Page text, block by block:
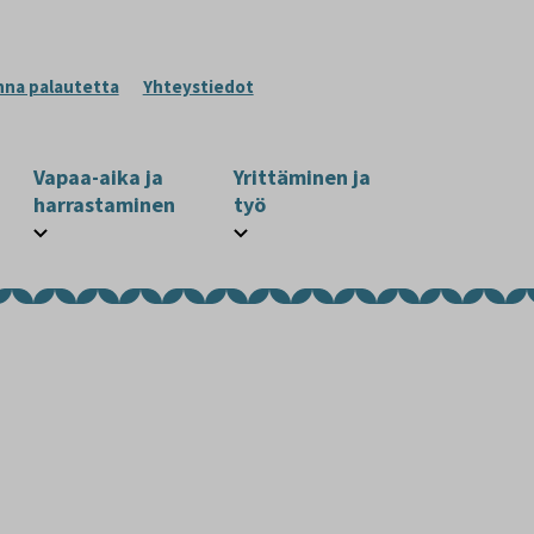
palautetta Yhteystiedot
Vapaa-aika ja
harrastaminen
Yrittäminen ja
työ